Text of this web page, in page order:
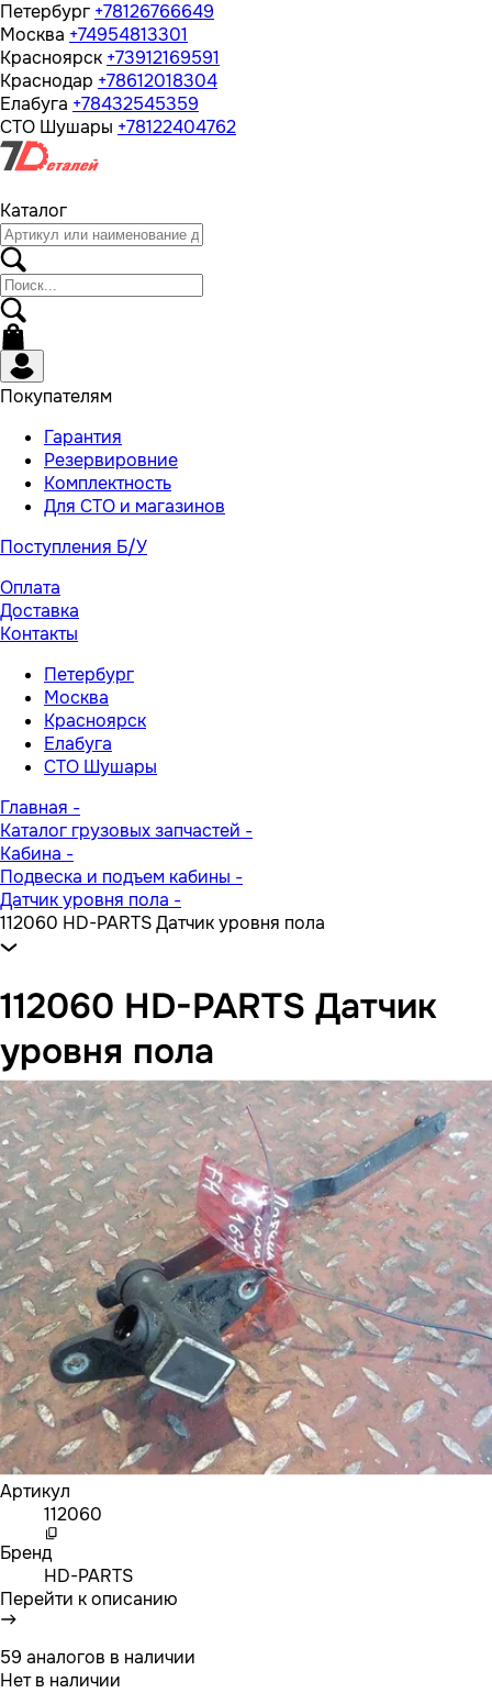
Петербург +78126766649
Москва +74954813301
Красноярск +73912169591
Краснодар +78612018304
Елабуга +78432545359
СТО Шушары +78122404762
Каталог
Покупателям
Гарантия
Резервировние
Комплектность
Для СТО и магазинов
Поступления Б/У
Оплата
Доставка
Контакты
Петербург
Москва
Красноярск
Елабуга
СТО Шушары
Главная -
Каталог грузовых запчастей -
Кабина -
Подвеска и подъем кабины -
Датчик уровня пола -
112060 HD-PARTS Датчик уровня пола
112060 HD-PARTS Датчик
уровня пола
Артикул
112060
Бренд
HD-PARTS
Перейти к описанию
59 аналогов в наличии
Нет в наличии